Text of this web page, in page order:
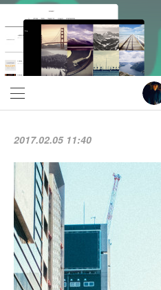
2017.02.05 11:40